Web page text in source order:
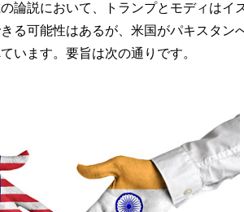
論説において、トランプとモディはイ
る可能性はあるが、米国がパキスタン
います。要旨は次の通りです。